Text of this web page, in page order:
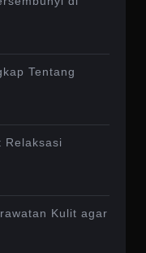
Tentang
Relaksasi
Kulit agar